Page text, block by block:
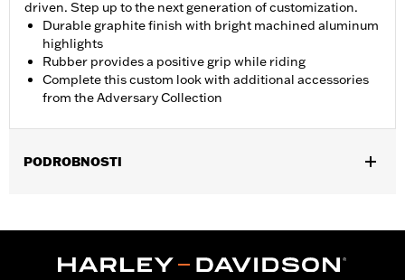
driven. Step up to the next generation of customization.
Durable graphite finish with bright machined aluminum
highlights
Rubber provides a positive grip while riding
Complete this custom look with additional accessories
from the Adversary Collection
PODROBNOSTI
Sold In Units:Each